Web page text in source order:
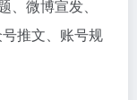
、微博宣发、
推文、账号规